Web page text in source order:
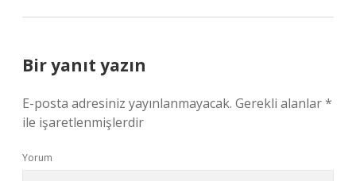
Bir yanıt yazın
E-posta adresiniz yayınlanmayacak. Gerekli alanlar*
ile işaretlenmişlerdir
Yorum